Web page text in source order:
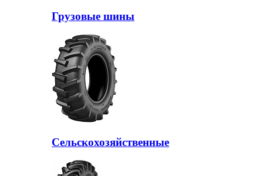
Грузовые шины
Сельскохозяйственные